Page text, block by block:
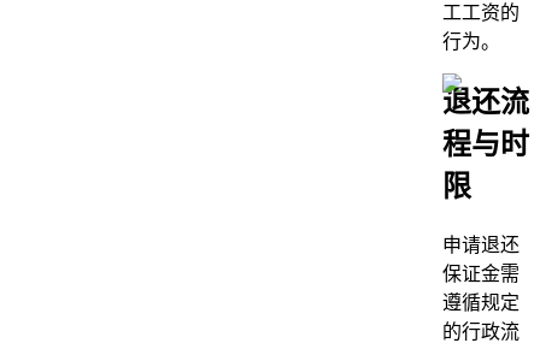
工工资的
行为。
退还流
程与时
限
申请退还
保证金需
遵循规定
的行政流